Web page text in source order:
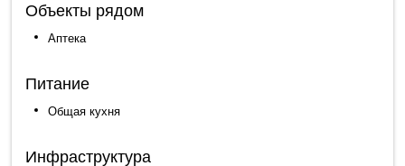
Объекты рядом
Аптека
Питание
Общая кухня
Инфраструктура